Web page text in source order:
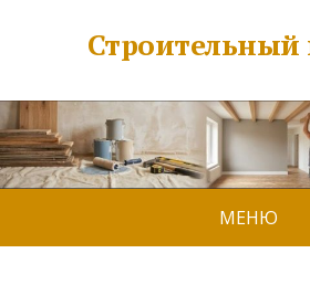
Строительный
МЕНЮ